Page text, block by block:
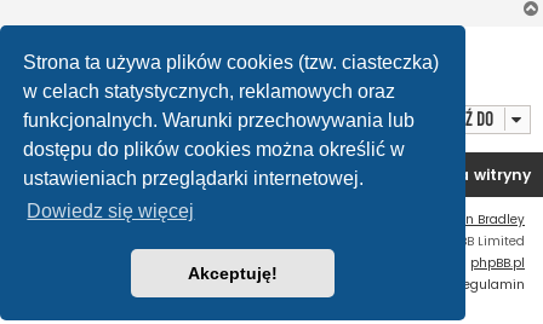
Strona ta używa plików cookies (tzw. ciasteczka)
w celach statystycznych, reklamowych oraz
funkcjonalnych. Warunki przechowywania lub
dostępu do plików cookies można określić w
ustawieniach przeglądarki internetowej.
Dowiedz się więcej
Akceptuję!
Posty: 7 • Strona
Przejdź do
Forum OC PL Strona główna Usuń ciasteczka witryny
Ian Bradley
® Forum Software © phpBB Limited
Polski pakiet językowy dostarcza phpBB.pl
Zasady ochrony danych osobowych
Regulamin